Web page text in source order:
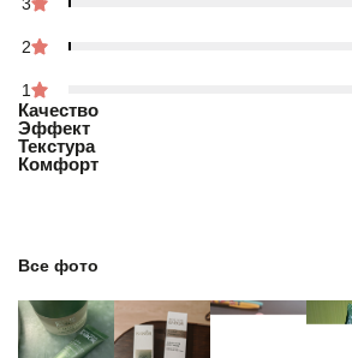
2
1
Качество
Эффект
Текстура
Комфорт
Все фото